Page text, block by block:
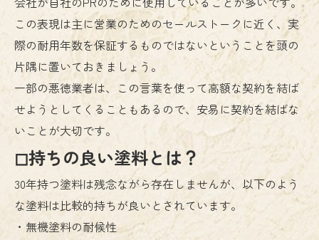
この表現は主に営業のためのセールストークに近く、実
際の耐用年数を保証するものではないということを頭の
片隅に置いておきましょう。
一部の悪徳業者は、この言葉を使って高額な契約を結ば
せようとしてくることもあるので、安易に契約を結ばな
いことが大切です。
◻︎持ちの良い塗料とは？
30年持つ塗料は残念ながら存在しませんが、以下のよう
な塗料は比較的持ちが良いとされています。
・無機塗料の耐候性